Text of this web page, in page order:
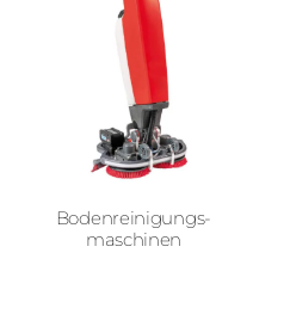
Bodenreinigungs­­
maschinen